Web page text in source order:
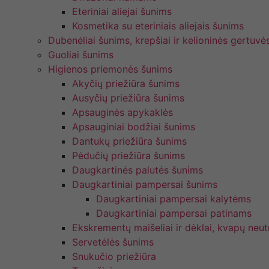
Eteriniai aliejai šunims
Kosmetika su eteriniais aliejais šunims
Dubenėliai šunims, krepšiai ir kelioninės
Guoliai šunims
Higienos priemonės šunims
Akyčių priežiūra šunims
Ausyčių priežiūra šunims
Apsauginės apykaklės
Apsauginiai bodžiai šunims
Dantukų priežiūra šunims
Pėdučių priežiūra šunims
Daugkartinės palutės šunims
Daugkartiniai pampersai šunims
Daugkartiniai pampersai kalytėms
Daugkartiniai pampersai patinams
Ekskrementų maišeliai ir dėklai, kvapų
Servetėlės šunims
Snukučio priežiūra